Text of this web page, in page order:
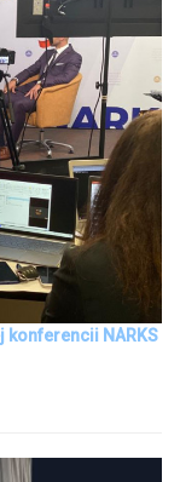
konferencii NARKS